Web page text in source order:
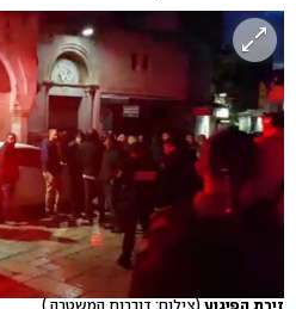
זירת הפיגוע (צילום: דוברות המשטרה )